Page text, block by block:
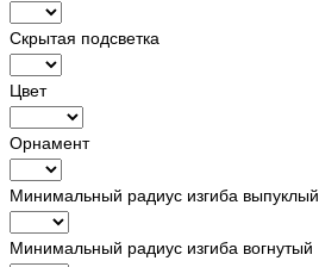
Скрытая подсветка
Цвет
Орнамент
Минимальный радиус изгиба выпуклый
Минимальный радиус изгиба вогнутый